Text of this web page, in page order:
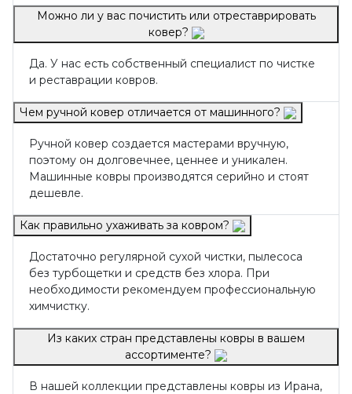
Можно ли у вас почистить или отреставрировать
ковер?
Да. У нас есть собственный специалист по чистке
и реставрации ковров.
Чем ручной ковер отличается от машинного?
Ручной ковер создается мастерами вручную,
поэтому он долговечнее, ценнее и уникален.
Машинные ковры производятся серийно и стоят
дешевле.
Как правильно ухаживать за ковром?
Достаточно регулярной сухой чистки, пылесоса
без турбощетки и средств без хлора. При
необходимости рекомендуем профессиональную
химчистку.
Из каких стран представлены ковры в вашем
ассортименте?
В нашей коллекции представлены ковры из Ирана,